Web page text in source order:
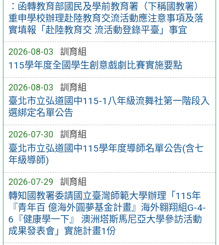
：函轉教育部國民及學前教育署（下稱國教署）
重申學校辦理赴陸教育交流活動應注意事項及落
實填報「赴陸教育交 流活動登錄平臺」事宜
2026-08-03 訓育組
115學年度全國學生創意戲劇比賽實施要點
2026-08-03 訓育組
臺北市立弘道國中115-1八年級流舞社第一階段入
選綁定名單公告
2026-07-30 訓育組
臺北市立弘道國中115學年度導師名單公告(含七
年級導師)
2026-07-29 訓育組
轉知國教署委請國立臺灣師範大學辦理「115年
『青年百 億海外圓夢基金計畫』海外翱翔組G-4-
6『健康學一下』 澳洲塔斯馬尼亞大學參訪活動
成果發表會」實施計畫1份